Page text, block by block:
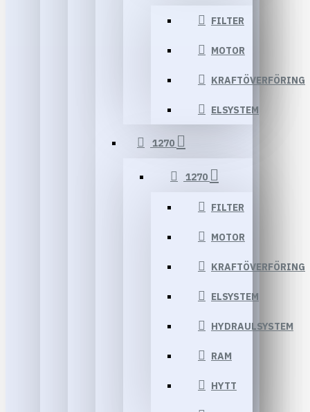
FILTER
MOTOR
KRAFTÖVERFÖRING
ELSYSTEM
1270
1270
FILTER
MOTOR
KRAFTÖVERFÖRING
ELSYSTEM
HYDRAULSYSTEM
RAM
HYTT